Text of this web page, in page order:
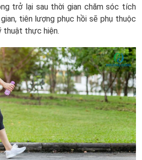
trở lại sau thời gian chăm sóc tích
tiên lượng phục hồi sẽ phụ thuộc
thuật thực hiện.